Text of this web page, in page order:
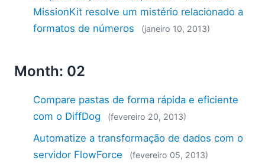
MissionKit resolve um mistério relacionado a
formatos de números
(janeiro 10, 2013)
Month: 02
Compare pastas de forma rápida e eficiente
com o DiffDog
(fevereiro 20, 2013)
Automatize a transformação de dados com o
servidor FlowForce
(fevereiro 05, 2013)